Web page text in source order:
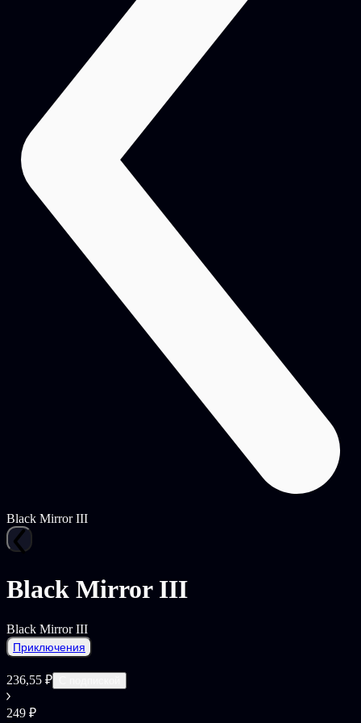
Black Mirror III
Black Mirror III
Black Mirror III
Приключения
236,55 ₽
249 ₽